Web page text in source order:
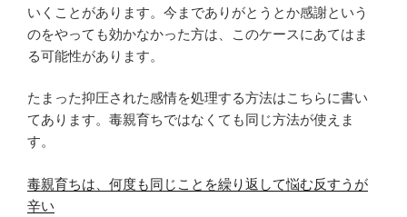
いくことがあります。今までありがとうとか感謝という
のをやっても効かなかった方は、このケースにあてはま
る可能性があります。
たまった抑圧された感情を処理する方法はこちらに書い
てあります。毒親育ちではなくても同じ方法が使えま
す。
毒親育ちは、何度も同じことを繰り返して悩む反すうが
辛い